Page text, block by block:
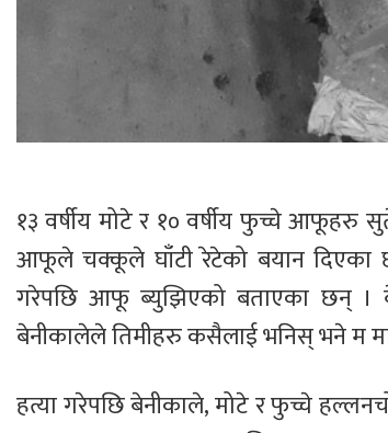
१३ वर्षीय मोटे र १० वर्षीय फुच्चे आफूहरु
आफूले चक्कूले घाँटी रेटेको बयान दिएका
गरेपछि आफू ब्युझिएको बताएका छन् ।
बेनीकालेले तिमीहरु कसैलाई भनिस् भने म
हत्या गरेपछि बेनीकाले, मोटे र फुच्चे